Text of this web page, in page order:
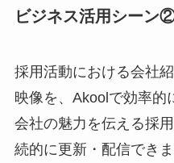
ビジネス活用シーン
採用活動における会社
映像を、Akoolで効率的
会社の魅力を伝える採
続的に更新・配信できま